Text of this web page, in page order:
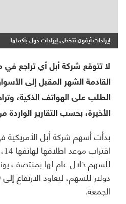
إيرادات آيفون تتخطى إيرادات دول بأكملها
القادمة الشهر المقبل إلى
الطلب على الهواتف الذكية،
الأخيرة، بحسب التقارير الواردة
بدأت أسهم شركة أبل الأمريكية
الجمعة.